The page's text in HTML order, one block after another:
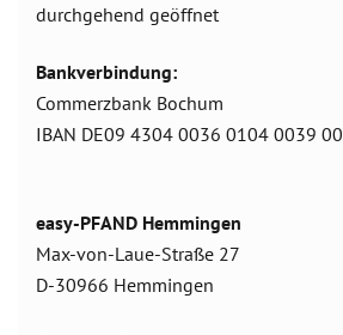
durchgehend geöffnet
Bankverbindung:
Commerzbank Bochum
IBAN DE09 4304 0036 0104 0039 00
easy-PFAND Hemmingen
Max-von-Laue-Straße 27
D-30966 Hemmingen